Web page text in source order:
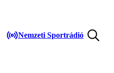
Nemzeti Sportrádió